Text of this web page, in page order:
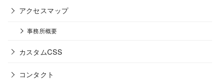
アクセスマップ
事務所概要
カスタムCSS
コンタクト